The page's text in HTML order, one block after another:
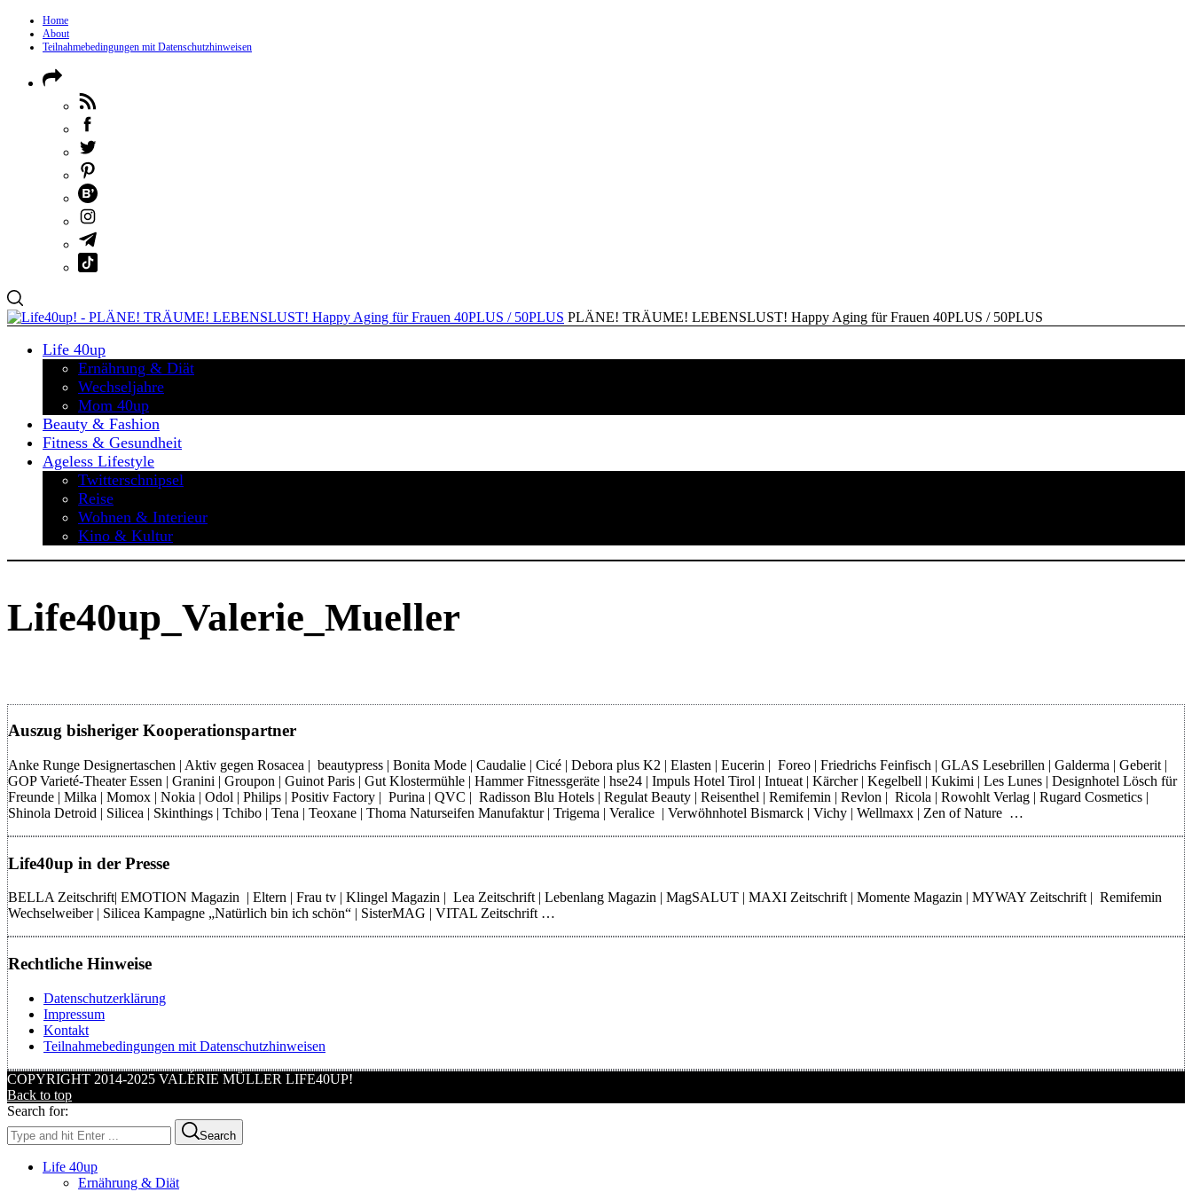
Home
About
Teilnahmebedingungen mit Datenschutzhinweisen
PLÄNE! TRÄUME! LEBENSLUST! Happy Aging für Frauen 40PLUS / 50PLUS
Life 40up
Ernährung & Diät
Wechseljahre
Mom 40up
Beauty & Fashion
Fitness & Gesundheit
Ageless Lifestyle
Twitterschnipsel
Reise
Wohnen & Interieur
Kino & Kultur
Life40up_Valerie_Mueller
Auszug bisheriger Kooperationspartner
Anke Runge Designertaschen | Aktiv gegen Rosacea | beautypress | Bonita Mode | Caudalie | Cicé | Debora plus K2 | Elasten | Eucerin | Foreo | Friedrichs Feinfisch | GLAS Lesebrillen | Galderma | Geberit |
GOP Varieté-Theater Essen | Granini | Groupon | Guinot Paris | Gut Klostermühle | Hammer Fitnessgeräte | hse24 | Impuls Hotel Tirol | Intueat | Kärcher | Kegelbell | Kukimi | Les Lunes | Designhotel Lösch für
Freunde | Milka | Momox | Nokia | Odol | Philips | Positiv Factory | Purina | QVC | Radisson Blu Hotels | Regulat Beauty | Reisenthel | Remifemin | Revlon | Ricola | Rowohlt Verlag | Rugard Cosmetics |
Shinola Detroid | Silicea | Skinthings | Tchibo | Tena | Teoxane | Thoma Naturseifen Manufaktur | Trigema | Veralice | Verwöhnhotel Bismarck | Vichy | Wellmaxx | Zen of Nature …
Life40up in der Presse
BELLA Zeitschrift| EMOTION Magazin | Eltern | Frau tv | Klingel Magazin | Lea Zeitschrift | Lebenlang Magazin | MagSALUT | MAXI Zeitschrift | Momente Magazin | MYWAY Zeitschrift | Remifemin
Wechselweiber | Silicea Kampagne „Natürlich bin ich schön“ | SisterMAG | VITAL Zeitschrift …
Rechtliche Hinweise
Datenschutzerklärung
Impressum
Kontakt
Teilnahmebedingungen mit Datenschutzhinweisen
COPYRIGHT 2014-2025 VALÉRIE MÜLLER LIFE40UP!
Back to top
Search for:
Search
Life 40up
Ernährung & Diät